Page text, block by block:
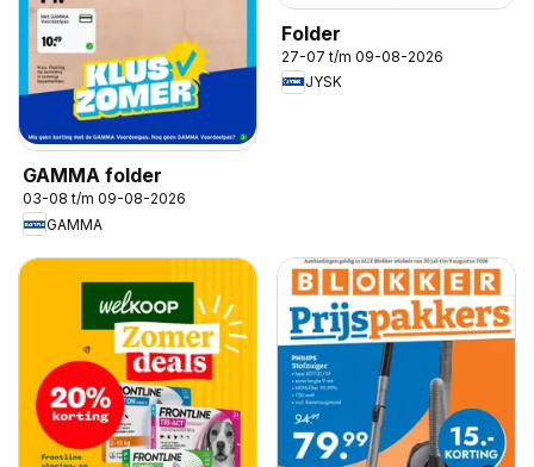
GAMMA folder
03-08 t/m 09-08-2026
GAMMA
Folder
27-07 t/m 09-08-2026
JYSK